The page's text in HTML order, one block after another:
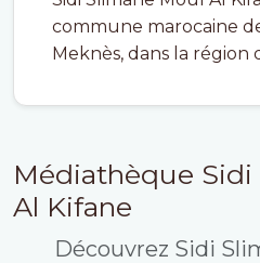
commune marocaine
Meknès, dans la région
Médiathèque
Al Kifane
Découvrez Sidi